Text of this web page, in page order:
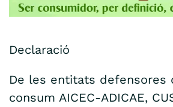
Declaració
De les entitats defensores
consum AICEC-ADICAE,